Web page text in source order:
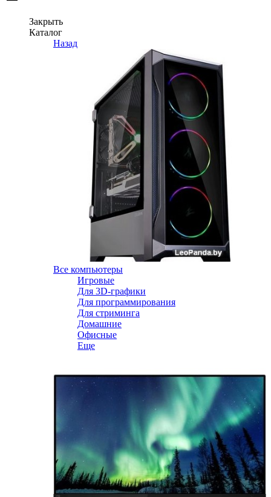
Закрыть
Каталог
Назад
Все компьютеры
Игровые
Для 3D-графики
Для программирования
Для стриминга
Домашние
Офисные
Еще